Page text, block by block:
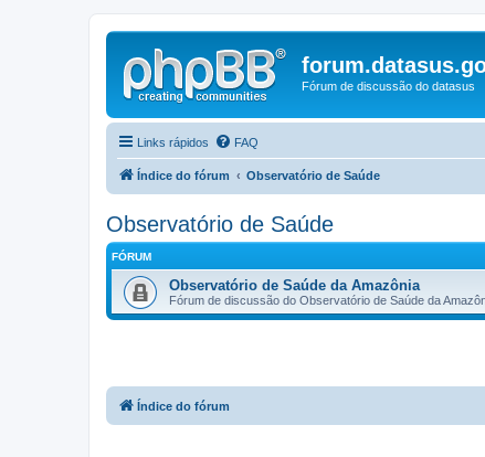
Fórum de discussão do datasus
Links rápidos FAQ
Índice do fórum Observatório de Saúde
Observatório de Saúde
FÓRUM
Observatório de Saúde da Amazônia
Fórum de discussão do Observatório de Saúde da
Índice do fórum